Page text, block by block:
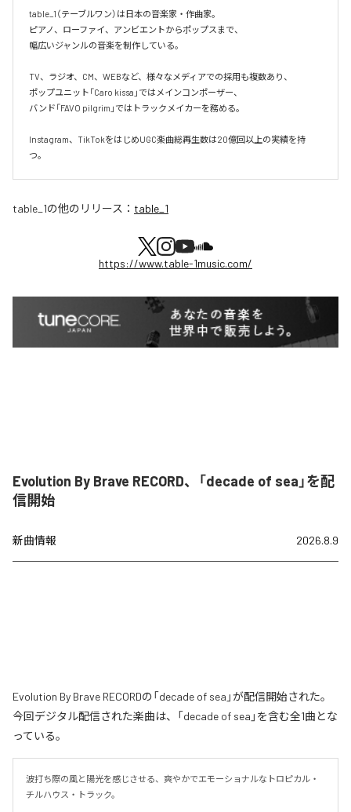
table_1（テーブルワン）は日本の音楽家・作曲家。
ピアノ、ローファイ、アンビエントからポップスまで、
幅広いジャンルの音楽を制作している。
TV、ラジオ、CM、WEBなど、様々なメディアでの採用も複数あり、
ポップユニット「Caro kissa」ではメインコンポーザー、
バンド「FAVO pilgrim」ではトラックメイカーを務める。
Instagram、TikTokをはじめUGC楽曲総再生数は20億回以上の実績を持
つ。
table_1の他のリリース： table_1
https://www.table-1music.com/
Evolution By Brave RECORD、「decade of sea」を配
信開始
新曲情報 2026.8.9
Evolution By Brave RECORDの「decade of sea」が配信開始された。
今回デジタル配信された楽曲は、「decade of sea」を含む全1曲とな
っている。
波打ち際の風と陽光を感じさせる、爽やかでエモーショナルなトロピカル・
チルハウス・トラック。